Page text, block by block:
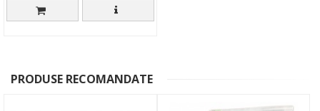
PRODUSE RECOMANDATE